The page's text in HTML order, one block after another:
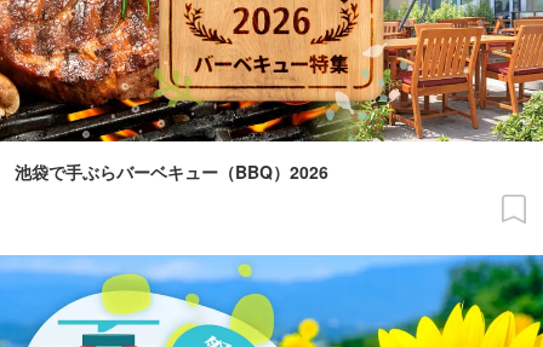
池袋で手ぶらバーベキュー（BBQ）2026